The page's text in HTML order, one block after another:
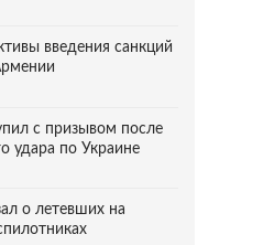
введения санкций
с призывом после
удара по Украине
о летевших на